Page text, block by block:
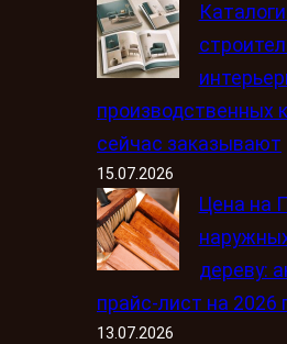
производственных
сейчас заказывают
15.07.2026
Цена на
дереву:
прайс-лист на 2026
13.07.2026